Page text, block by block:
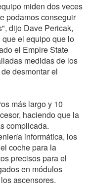
miden dos veces
podamos conseguir
dijo Dave Pericak,
el equipo que lo
el Empire State
medidas de los
desmontar el
más largo y 10
haciendo que la
complicada.
informática, los
coche para la
precisos para el
en módulos
ascensores.